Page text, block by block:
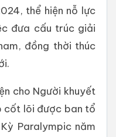
thể hiện nỗ lực
đưa cấu trúc giải
đồng thời thúc
cho Người khuyết
cốt lõi được ban tổ
Paralympic năm